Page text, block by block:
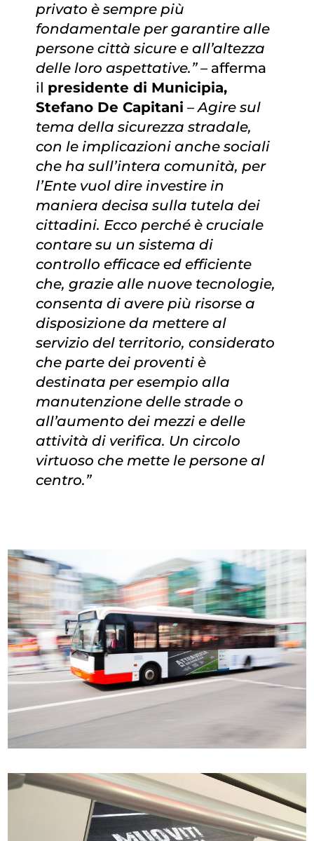
privato è sempre più
fondamentale per garantire alle
persone città sicure e all’altezza
delle loro aspettative.” – afferma
il presidente di Municipia,
Stefano De Capitani – Agire sul
tema della sicurezza stradale,
con le implicazioni anche sociali
che ha sull’intera comunità, per
l’Ente vuol dire investire in
maniera decisa sulla tutela dei
cittadini. Ecco perché è cruciale
contare su un sistema di
controllo efficace ed efficiente
che, grazie alle nuove tecnologie,
consenta di avere più risorse a
disposizione da mettere al
servizio del territorio, considerato
che parte dei proventi è
destinata per esempio alla
manutenzione delle strade o
all’aumento dei mezzi e delle
attività di verifica. Un circolo
virtuoso che mette le persone al
centro.”